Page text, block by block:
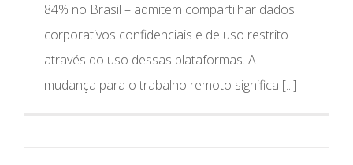
84% no Brasil – admitem compartilhar dados
corporativos confidenciais e de uso restrito
através do uso dessas plataformas. A
mudança para o trabalho remoto significa [...]